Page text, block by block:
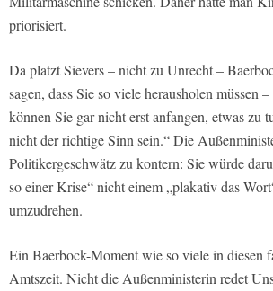
priorisiert.
Da platzt Sievers – nicht zu Unrecht –
sagen, dass Sie so viele herausholen müssen
können Sie gar nicht erst anfangen, etwas zu
nicht der richtige Sinn sein.“ Die
Politikergeschwätz zu kontern: Sie würde
so einer Krise“ nicht einem „plakativ das
umzudrehen.
Ein Baerbock-Moment wie so viele in diesen
Amtszeit. Nicht die Außenministerin redet